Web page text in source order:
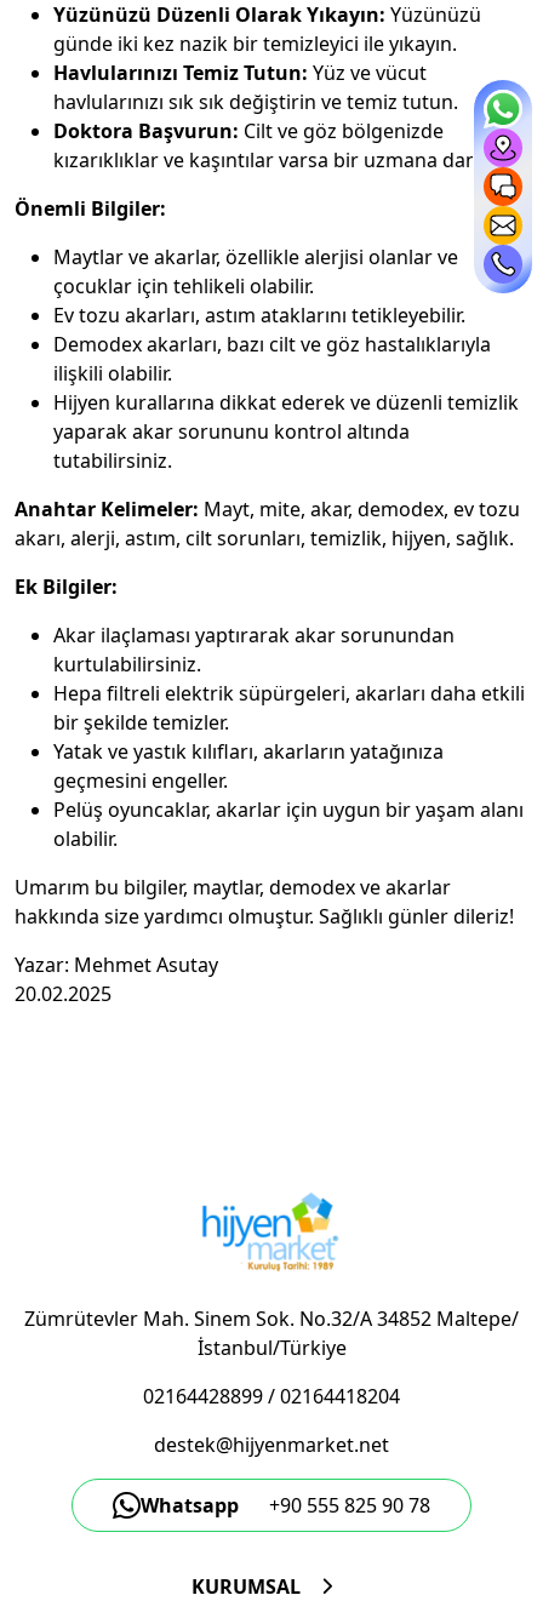
Yüzünüzü Düzenli Olarak Yıkayın: Yüzünüzü
günde iki kez nazik bir temizleyici ile yıkayın.
Havlularınızı Temiz Tutun: Yüz ve vücut
havlularınızı sık sık değiştirin ve temiz tutun.
Doktora Başvurun: Cilt ve göz bölgenizde
kızarıklıklar ve kaşıntılar varsa bir uzmana danışın.
Önemli Bilgiler:
Maytlar ve akarlar, özellikle alerjisi olanlar ve
çocuklar için tehlikeli olabilir.
Ev tozu akarları, astım ataklarını tetikleyebilir.
Demodex akarları, bazı cilt ve göz hastalıklarıyla
ilişkili olabilir.
Hijyen kurallarına dikkat ederek ve düzenli temizlik
yaparak akar sorununu kontrol altında
tutabilirsiniz.
Anahtar Kelimeler: Mayt, mite, akar, demodex, ev tozu
akarı, alerji, astım, cilt sorunları, temizlik, hijyen, sağlık.
Ek Bilgiler:
Akar ilaçlaması yaptırarak akar sorunundan
kurtulabilirsiniz.
Hepa filtreli elektrik süpürgeleri, akarları daha etkili
bir şekilde temizler.
Yatak ve yastık kılıfları, akarların yatağınıza
geçmesini engeller.
Pelüş oyuncaklar, akarlar için uygun bir yaşam alanı
olabilir.
Umarım bu bilgiler, maytlar, demodex ve akarlar
hakkında size yardımcı olmuştur. Sağlıklı günler dileriz!
Yazar: Mehmet Asutay
20.02.2025
Zümrütevler Mah. Sinem Sok. No.32/A 34852 Maltepe/
İstanbul/Türkiye
02164428899/02164418204
destek@hijyenmarket.net
Whatsapp +90 555 825 90 78
KURUMSAL